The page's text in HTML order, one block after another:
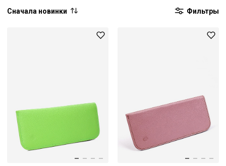
Сначала новинки Фильтры